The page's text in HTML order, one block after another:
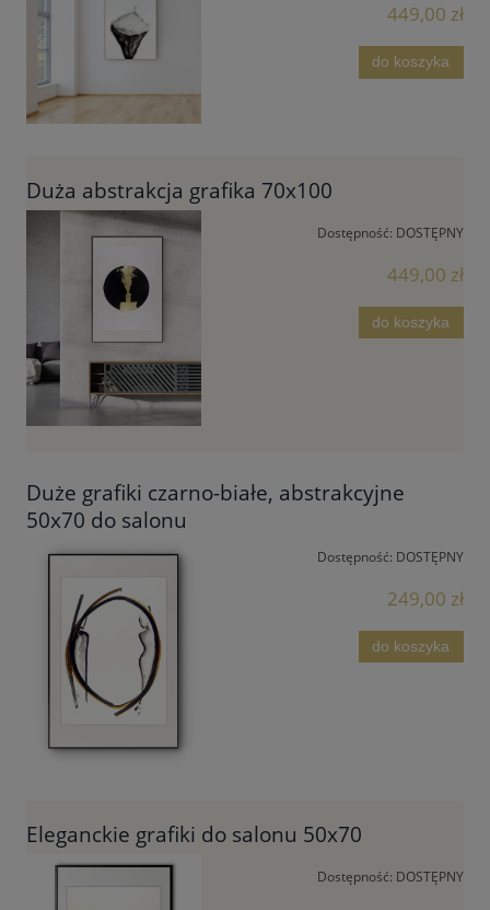
449,00 zł
do koszyka
Duża abstrakcja grafika 70x100
Dostępność: DOSTĘPNY
449,00 zł
do koszyka
Duże grafiki czarno-białe, abstrakcyjne
50x70 do salonu
Dostępność: DOSTĘPNY
249,00 zł
do koszyka
Eleganckie grafiki do salonu 50x70
Dostępność: DOSTĘPNY